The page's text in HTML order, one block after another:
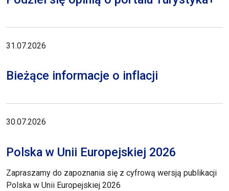
31.07.2026
Bieżące informacje o inflacji
30.07.2026
Polska w Unii Europejskiej 2026
Zapraszamy do zapoznania się z cyfrową wersją publikacji
Polska w Unii Europejskiej 2026